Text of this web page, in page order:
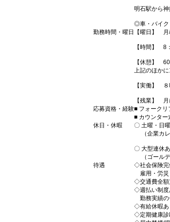
明石駅から
◎車・バイ
勤務時間・曜日
【曜日】 月
【時間】 8
【休憩】
上記のほか
【実働】 ８
【残業】
応募資格・経験■ フォークリ
■ カウンター
休日・休暇
〇 土曜・日
（企業カレ
〇 大型連休
（ゴールデ
待遇
◇社会保険完
雇用・労災
◇交通費全額
◇週払い制度
勤務実績の
◇有給休暇あ
◇定期健康診